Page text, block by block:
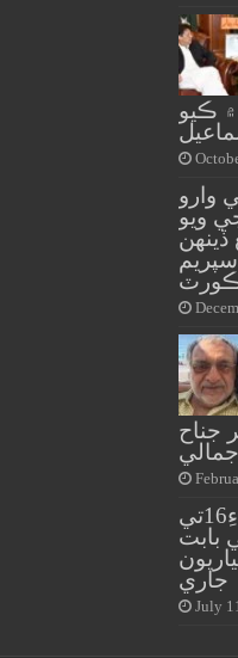
ڪيو
وارو
ويو
ڏينهن
جناح
ڪراچي ۾ جولاءِ16تي
بابت
جاري
July